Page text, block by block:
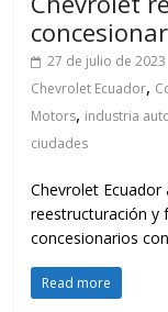
27 de julio de 2023
Chevrolet Ecuador,
Motors, industria
ciudades
Chevrolet Ecuador
reestructuración y
concesionarios
Read more